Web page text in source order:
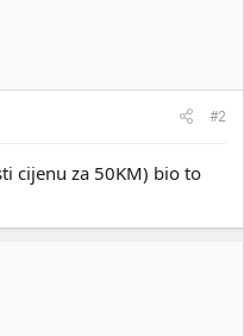
#2
cijenu za 50KM) bio to